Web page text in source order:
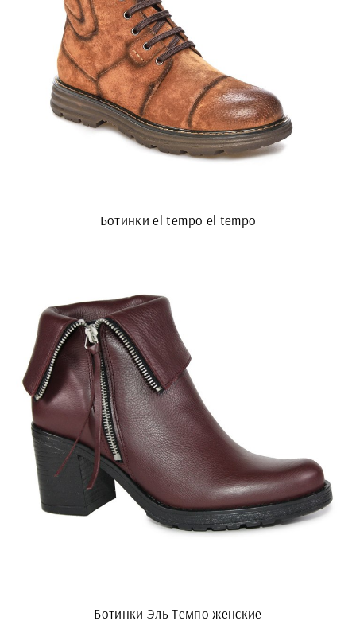
Ботинки el tempo el tempo
Ботинки Эль Темпо женские